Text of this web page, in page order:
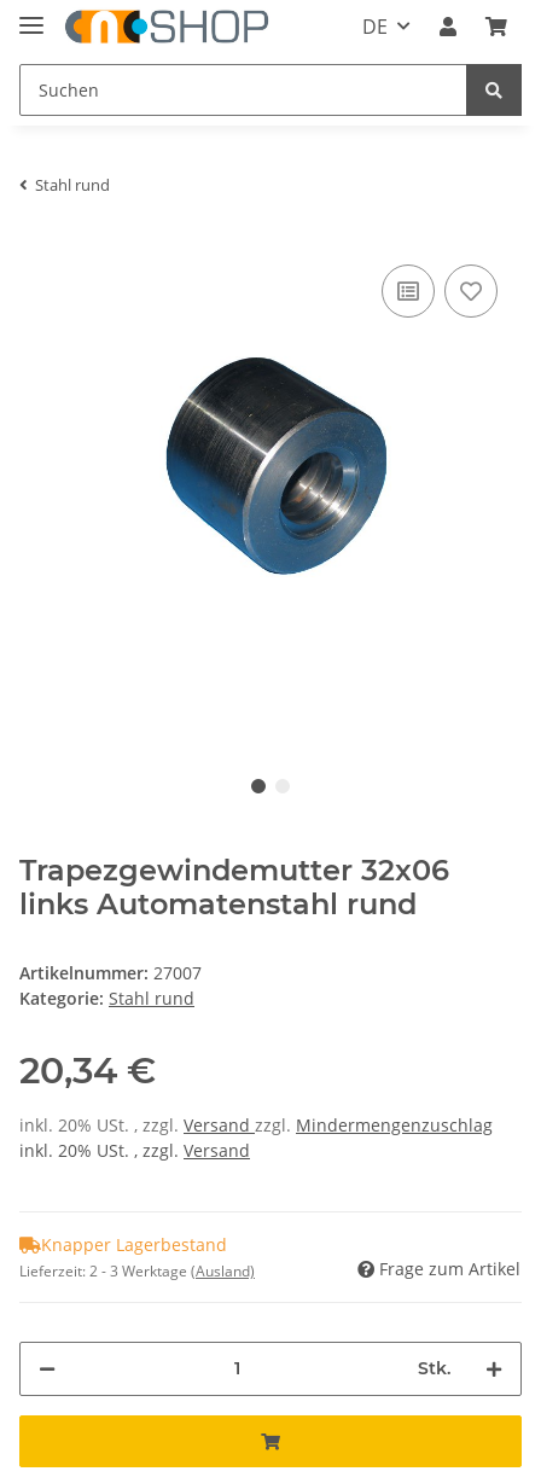
DE
Stahl rund
Trapezgewindemutter 32x06
links Automatenstahl rund
Artikelnummer: 27007
Kategorie: Stahl rund
20,34 €
inkl. 20% USt. , zzgl. Versand zzgl. Mindermengenzuschlag
inkl. 20% USt. , zzgl. Versand
Knapper Lagerbestand
Lieferzeit:2 - 3 Werktage (Ausland) Frage zum Artikel
Stk.